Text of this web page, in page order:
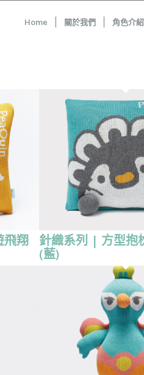
Home 關於我們 角色介紹
飛翔
針織系列 | 方型抱
(藍)